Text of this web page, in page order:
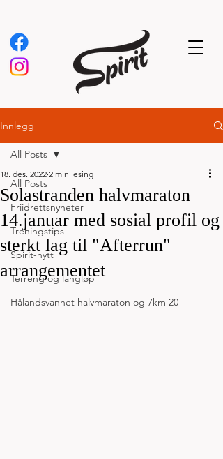
Innlegg
All Posts
Friidrettsnyheter
Treningstips
Spirit-nytt
Terreng og langløp
Hålandsvannet halvmaraton og 7km 20
All Posts
Solastranden halvmaraton
14.januar med sosial profil og
sterkt lag til "Afterrun"
arrangementet
18. des. 2022 2 min lesing